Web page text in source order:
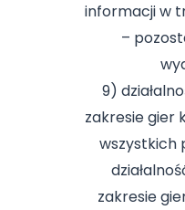
informacji w
–
9)
zakresie gier
wszystkich
zakresie